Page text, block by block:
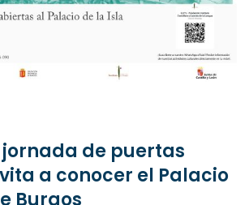
de puertas
a conocer el Palacio
Burgos